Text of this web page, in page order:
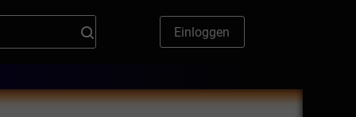
Einloggen